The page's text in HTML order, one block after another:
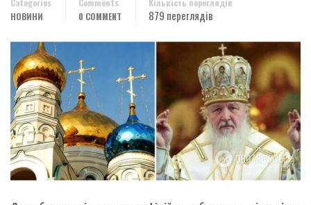
Categories
НОВИНИ
Comments
0 COMMENT
Кількість переглядів
879 переглядів